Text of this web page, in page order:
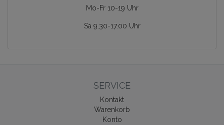
Mo-Fr 10-19 Uhr
Sa 9.30-17.00 Uhr
SERVICE
Kontakt
Warenkorb
Konto